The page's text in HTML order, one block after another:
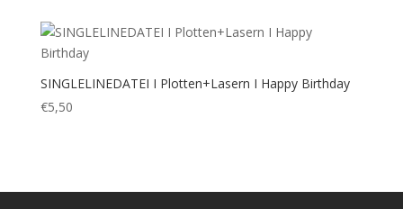
SINGLELINEDATEI I Plotten+Lasern I Happy Birthday
€5,50